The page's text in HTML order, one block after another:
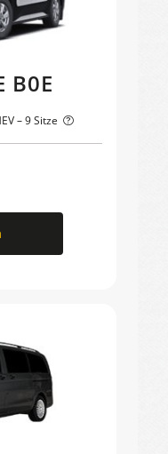
B0E
– 9 Sitze